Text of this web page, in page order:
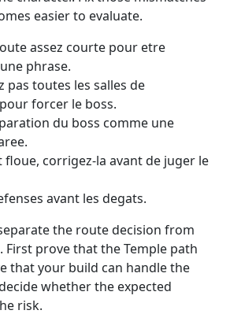
easier to evaluate.
assez courte pour etre
phrase.
pas toutes les salles de
forcer le boss.
du boss comme une
floue, corrigez-la avant de juger le
avant les degats.
the route decision from
prove that the Temple path
that your build can handle the
whether the expected
risk.